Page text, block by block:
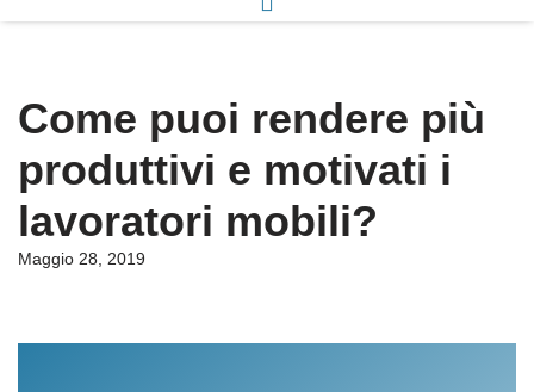
Come puoi rendere più
produttivi e motivati i
lavoratori mobili?
Maggio 28, 2019